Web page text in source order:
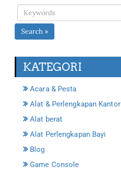
Search »
KATEGORI
Acara & Pesta
Alat & Perlengkapan Kantor
Alat berat
Alat Perlengkapan Bayi
Blog
Game Console